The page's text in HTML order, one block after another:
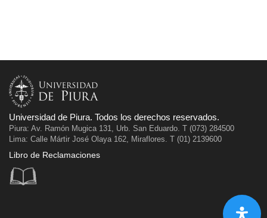
Universidad de Piura. Todos los derechos reservados.
Piura: Av. Ramón Mugica 131, Urb. San Eduardo. T (073) 284500
Lima: Calle Mártir José Olaya 162, Miraflores. T (01) 2139600
Libro de Reclamaciones